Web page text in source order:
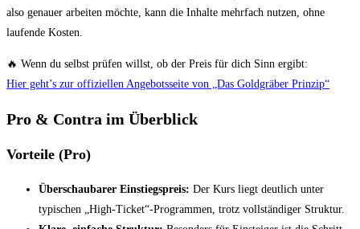
also genauer arbeiten möchte, kann die Inhalte mehrfach nutzen, ohne
laufende Kosten.
🔥 Wenn du selbst prüfen willst, ob der Preis für dich Sinn ergibt:
Hier geht’s zur offiziellen Angebotsseite von „Das Goldgräber Prinzip“
Pro & Contra im Überblick
Vorteile (Pro)
Überschaubarer Einstiegspreis: Der Kurs liegt deutlich unter
typischen „High-Ticket“-Programmen, trotz vollständiger Struktur.